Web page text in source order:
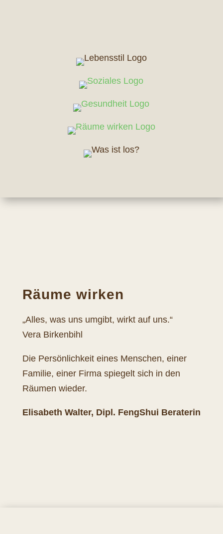
Räume wirken
„Alles, was uns umgibt, wirkt auf uns.“
Vera Birkenbihl
Die Persönlichkeit eines Menschen, einer
Familie, einer Firma spiegelt sich in den
Räumen wieder.
Elisabeth Walter, Dipl. FengShui Beraterin